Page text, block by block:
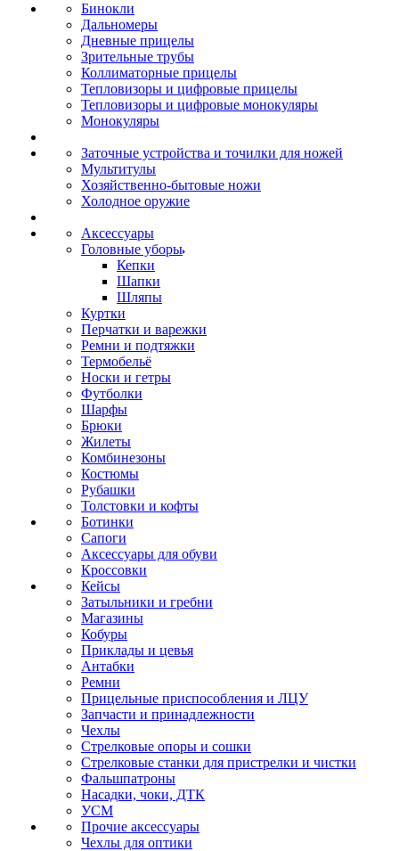
Бинокли
Дальномеры
Дневные прицелы
Зрительные трубы
Коллиматорные прицелы
Тепловизоры и цифровые прицелы
Тепловизоры и цифровые монокуляры
Монокуляры
Заточные устройства и точилки для ножей
Мультитулы
Хозяйственно-бытовые ножи
Холодное оружие
Аксессуары
Головные уборы
Кепки
Шапки
Шляпы
Куртки
Перчатки и варежки
Ремни и подтяжки
Термобельё
Носки и гетры
Футболки
Шарфы
Брюки
Жилеты
Комбинезоны
Костюмы
Рубашки
Толстовки и кофты
Ботинки
Сапоги
Аксессуары для обуви
Кроссовки
Кейсы
Затыльники и гребни
Магазины
Кобуры
Приклады и цевья
Антабки
Ремни
Прицельные приспособления и ЛЦУ
Запчасти и принадлежности
Чехлы
Стрелковые опоры и сошки
Стрелковые станки для пристрелки и чистки
Фальшпатроны
Насадки, чоки, ДТК
УСМ
Прочие аксессуары
Чехлы для оптики